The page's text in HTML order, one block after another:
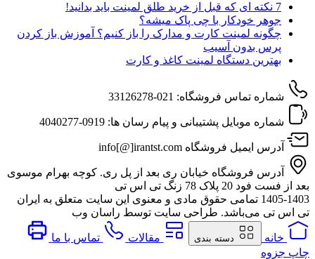
7 نکته‌ ای که قبل از خرید طلق لمینت باید بدانید!
جوهر خودکار با چی پاک میشه؟
چگونه لمینت کارت و مدارک را باز کنیم؟ آموزش باز کردن
پرس بدون آسیب
بهترین دستگاه لمینت کاغذ و کارت
شماره تماس فروشگاه: 021-33126278
شماره موبایل پشتیبانی و پیام رسان ها: 0919-4040277
آدرس ایمیل فروشگاه info[@]irantst.com
آدرس فروشگاه خیابان ری بعد از پل ری. کوچه بهرام موسوی
بعد از فست فود 20 پلاک 78 زنگ تی اس تی
1405-1403 تمامی حقوق مادی و معنوی این سایت متعلق به ایران
تی اس تی می‌باشد. طراحی سایت توسط راسان وب
خانه دسته بندی مقالات
تماس با ما
چاپ جزوه